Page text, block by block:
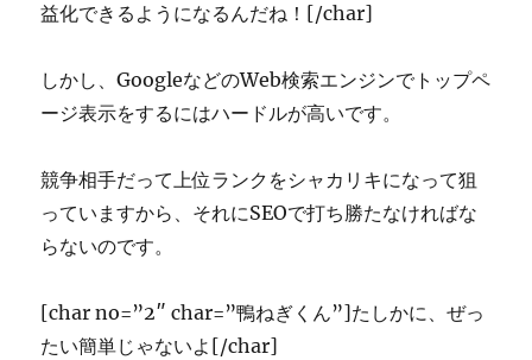
益化できるようになるんだね！[/char]
しかし、GoogleなどのWeb検索エンジンでトップペ
ージ表示をするにはハードルが高いです。
競争相手だって上位ランクをシャカリキになって狙
っていますから、それにSEOで打ち勝たなければな
らないのです。
[char no=”2″ char=”鴨ねぎくん”]たしかに、ぜっ
たい簡単じゃないよ[/char]